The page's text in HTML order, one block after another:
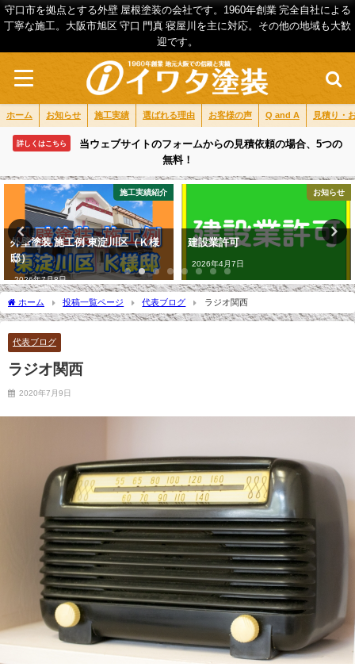
守口市を拠点とする外壁 屋根塗装の会社です。1960年創業 完全自社による
丁寧な施工。大阪市旭区 守口 門真 寝屋川を主に対応。その他の地域も大歓
迎です。
ホーム お知らせ 施工実績 選ばれる理由 お客様の声 Q and A 見積り・
詳しくはこちら
当ウェブサイトのフォームからの見積依頼の場合、5つの
無料！
施工実績紹介
外壁塗装 施工例 東淀川区（Ｋ様
邸）
2026年7月8日
お知らせ
建設業許可
2026年4月7日
ホーム 投稿一覧ページ 代表ブログ ラジオ関西
代表ブログ
ラジオ関西
2020年7月9日